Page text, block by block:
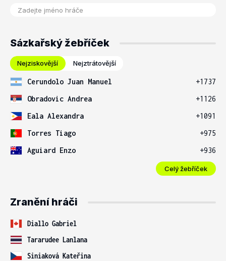
Sázkařský žebříček
Nejziskovější Nejztrátovější
Cerundolo Juan Manuel
+1737
Obradovic Andrea
+1126
Eala Alexandra
+1091
Torres Tiago
+975
Aguiard Enzo
+936
Celý žebříček
Zranění hráči
Diallo Gabriel
Tararudee Lanlana
Siniaková Kateřina